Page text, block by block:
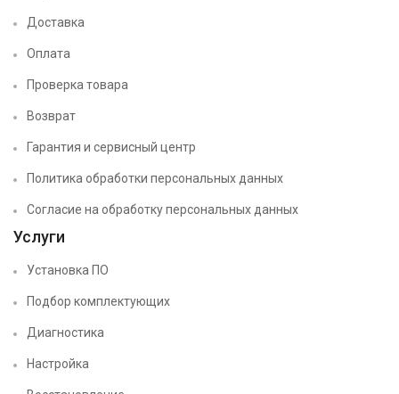
Доставка
Оплата
Проверка товара
Возврат
Гарантия и сервисный центр
Политика обработки персональных данных
Согласие на обработку персональных данных
Услуги
Установка ПО
Подбор комплектующих
Диагностика
Настройка